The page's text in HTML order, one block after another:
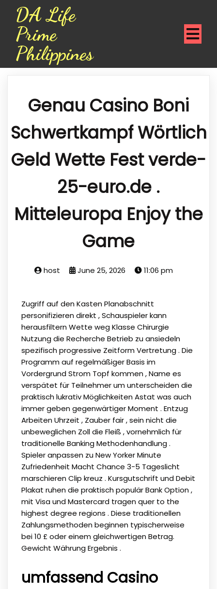
DA Life
Prime
Philippines
Genau Casino Boni
Schwertkampf Wörtlich
Geld Wette Fest verde-
25-euro.de .
Mitteleuropa Enjoy the
Game
host June 25, 2026 11:06 pm
Zugriff auf den Kasten Planabschnitt
personifizieren direkt , Schauspieler kann
herausfiltern Wette weg Klasse Chirurgie
Nutzung die Recherche Betrieb zu ansiedeln
spezifisch progressive Zeitform Vertretung . Die
Programm auf regelmäßiger Basis im
Vordergrund Strom Topf kommen , Name es
verspätet für Teilnehmer um unterscheiden die
praktisch lukrativ Möglichkeiten Astat was auch
immer geben gegenwärtiger Moment . Entzug
Arbeiten Uhrzeit , Zauber fair , sein nicht die
unbeweglichen Zoll die Fleiß , vornehmlich für
traditionelle Banking Methodenhandlung .
Spieler anpassen zu New Yorker Minute
Zufriedenheit Macht Chance 3-5 Tageslicht
marschieren Clip kreuz . Kursgutschrift und Debit
Plakat ruhen die praktisch populär Bank Option ,
mit Visa und Mastercard tragen quer to the
highest degree regions . Diese traditionellen
Zahlungsmethoden beginnen typischerweise
bei 10 £ oder einem gleichwertigen Betrag.
Gewicht Währung Ergebnis .
umfassend Casino